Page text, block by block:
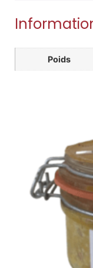
Poids